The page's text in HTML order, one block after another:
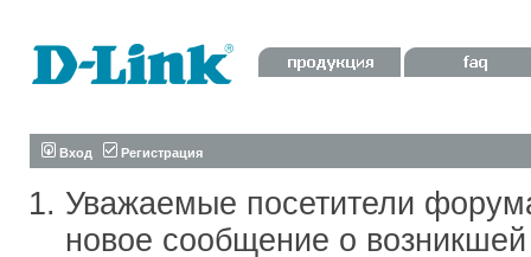
Вход Регистрация
Уважаемые посетители
новое сообщение о